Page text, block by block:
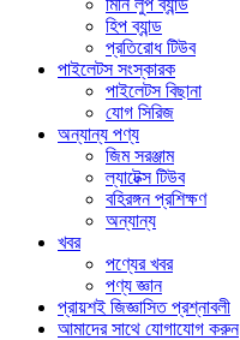
মিনি লুপ ব্যান্ড
হিপ ব্যান্ড
প্রতিরোধ টিউব
পাইলেটস সংস্কারক
পাইলেটস বিছানা
যোগ সিরিজ
অন্যান্য পণ্য
জিম সরঞ্জাম
ল্যাটেক্স টিউব
বহিরঙ্গন প্রশিক্ষণ
অন্যান্য
খবর
পণ্যের খবর
পণ্য জ্ঞান
প্রায়শই জিজ্ঞাসিত প্রশ্নাবলী
আমাদের সাথে যোগাযোগ করুন